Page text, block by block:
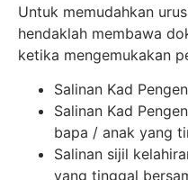
Untuk memudahkan
hendaklah membawa
ketika mengemukakan
Salinan Kad
Salinan Kad
bapa / anak yang
Salinan sijil
yang tinggal